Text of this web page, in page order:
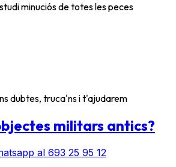
minuciós de totes les peces
dubtes, truca'ns i t'ajudarem
militars antics?
al 693 25 95 12